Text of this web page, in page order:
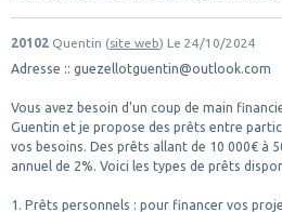
20102 Quentin (site web) Le 24/10/2024
Adresse :: guezellotguentin@outlook.com
Vous avez besoin d'un coup de main
Guentin et je propose des prêts entre
vos besoins. Des prêts allant de 10 000€ à
annuel de 2%. Voici les types de prêts
1. Prêts personnels : pour financer vos